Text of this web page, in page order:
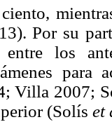
Por su
los
para
Villa 2007;
(Solís et